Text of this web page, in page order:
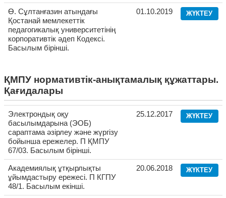
Ө. Сұлтанғазин атындағы
Қостанай мемлекеттік
педагогикалық университетінің
корпоративтік әдеп Кодексі.
Басылым бірінші.
01.10.2019 ЖҮКТЕУ
ҚМПУ нормативтік-анықтамалық құжаттары.
Қағидалары
Электрондық оқу
басылымдарына (ЭОБ)
сараптама әзірлеу және жүргізу
бойынша ережелер. П ҚМПУ
67/03. Басылым бірінші.
25.12.2017 ЖҮКТЕУ
Академиялық ұтқырлықты
ұйымдастыру ережесі. П КГПУ
48/1. Басылым екінші.
20.06.2018 ЖҮКТЕУ